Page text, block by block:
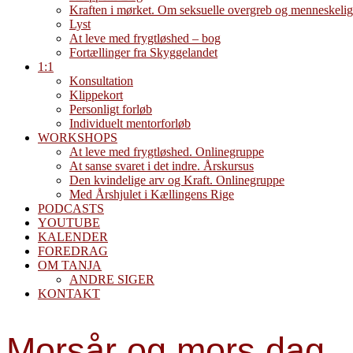
Kraften i mørket. Om seksuelle overgreb og
Lyst
At leve med frygtløshed – bog
Fortællinger fra Skyggelandet
1:1
Konsultation
Klippekort
Personligt forløb
Individuelt mentorforløb
WORKSHOPS
At leve med frygtløshed. Onlinegruppe
At sanse svaret i det indre. Årskursus
Den kvindelige arv og Kraft. Onlinegruppe
Med Årshjulet i Kællingens Rige
PODCASTS
YOUTUBE
KALENDER
FOREDRAG
OM TANJA
ANDRE SIGER
KONTAKT